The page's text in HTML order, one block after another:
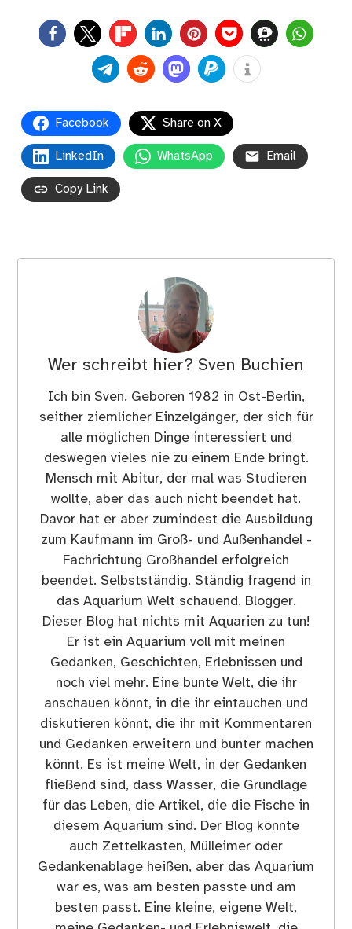
0
Facebook Share on X
LinkedIn WhatsApp Email
Copy Link
Wer schreibt hier? Sven Buchien
Ich bin Sven. Geboren 1982 in Ost-Berlin,
seither ziemlicher Einzelgänger, der sich für
alle möglichen Dinge interessiert und
deswegen vieles nie zu einem Ende bringt.
Mensch mit Abitur, der mal was Studieren
wollte, aber das auch nicht beendet hat.
Davor hat er aber zumindest die Ausbildung
zum Kaufmann im Groß- und Außenhandel -
Fachrichtung Großhandel erfolgreich
beendet. Selbstständig. Ständig fragend in
das Aquarium Welt schauend. Blogger.
Dieser Blog hat nichts mit Aquarien zu tun!
Er ist ein Aquarium voll mit meinen
Gedanken, Geschichten, Erlebnissen und
noch viel mehr. Eine bunte Welt, die ihr
anschauen könnt, in die ihr eintauchen und
diskutieren könnt, die ihr mit Kommentaren
und Gedanken erweitern und bunter machen
könnt. Es ist meine Welt, in der Gedanken
fließend sind, dass Wasser, die Grundlage
für das Leben, die Artikel, die die Fische in
diesem Aquarium sind. Der Blog könnte
auch Zettelkasten, Mülleimer oder
Gedankenablage heißen, aber das Aquarium
war es, was am besten passte und am
besten passt. Eine kleine, eigene Welt,